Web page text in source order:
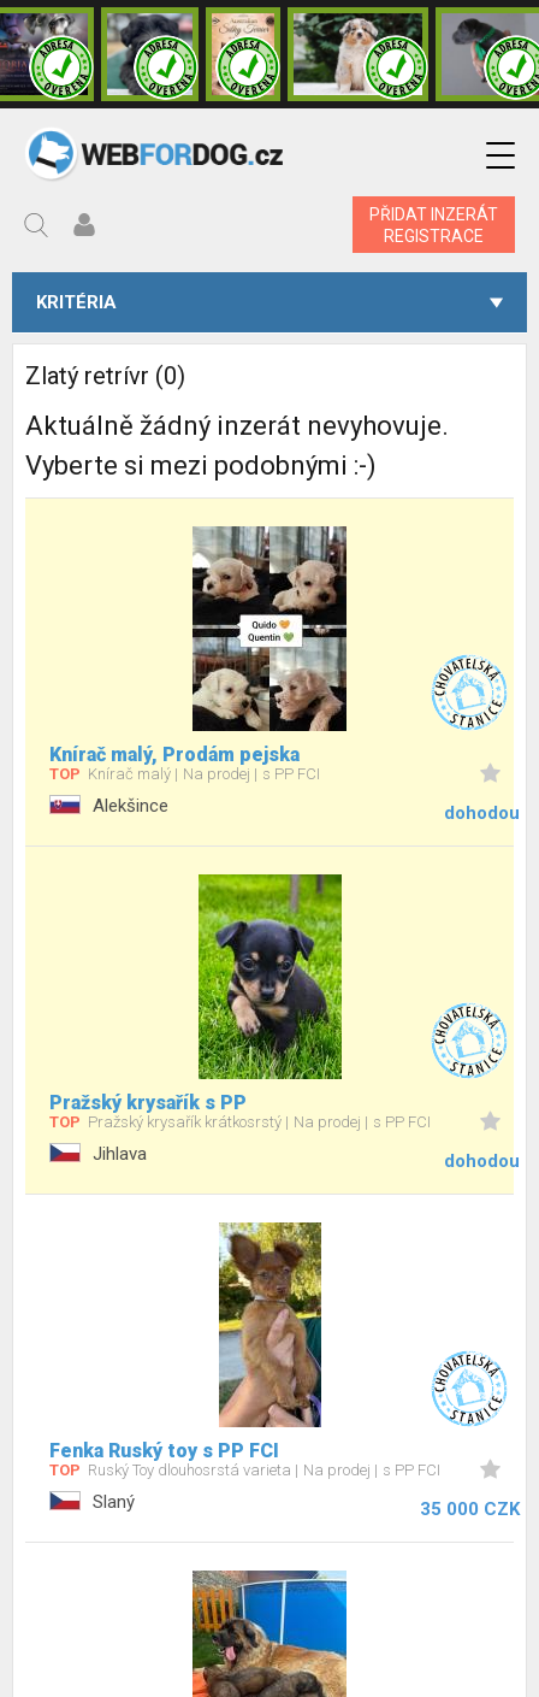
PŘIDAT INZERÁT
REGISTRACE
KRITÉRIA
Zlatý retrívr (0)
Aktuálně žádný inzerát nevyhovuje.
Vyberte si mezi podobnými :-)
Knírač malý, Prodám pejska
TOP Knírač malý Na prodej s PP FCI
Alekšince dohodou
Pražský krysařík s PP
TOP Pražský krysařík krátkosrstý Na prodej s PP FCI
Jihlava dohodou
Fenka Ruský toy s PP FCI
TOP Ruský Toy dlouhosrstá varieta Na prodej s PP FCI
Slaný 35 000 CZK